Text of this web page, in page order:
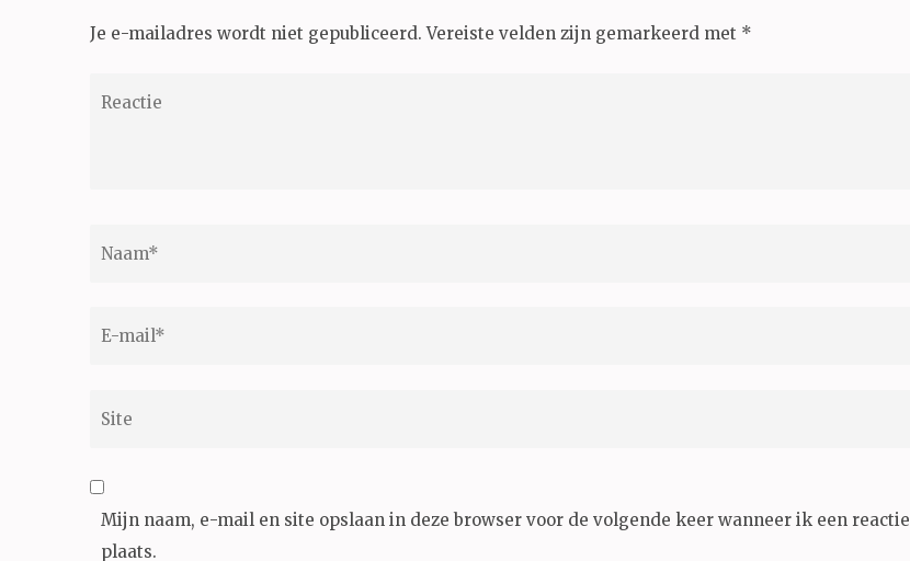
Je e-mailadres wordt niet gepubliceerd. Vereiste velden zijn gemarkeerd met *
Mijn naam, e-mail en site opslaan in deze browser voor de volgende keer wanneer ik een reactie
plaats.